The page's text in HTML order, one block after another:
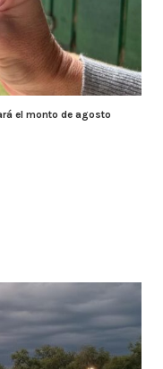
el monto de agosto